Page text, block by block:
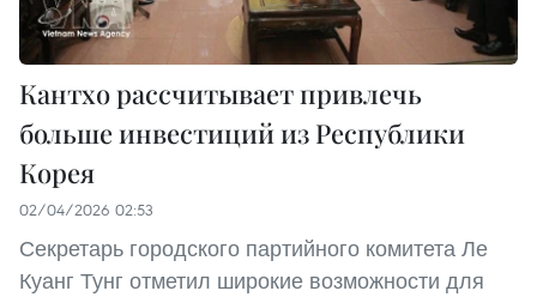
Кантхо рассчитывает привлечь
больше инвестиций из Республики
Корея
02/04/2026 02:53
Секретарь городского партийного комитета Ле
Куанг Тунг отметил широкие возможности для